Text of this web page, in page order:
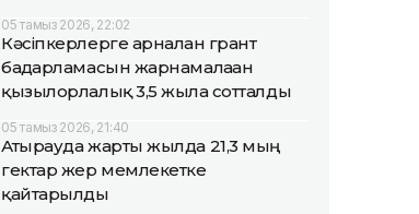
05 тамыз 2026, 22:02
Кәсіпкерлерге арналған грант
бағдарламасын жарнамалаған
қызылорлалық 3,5 жылға сотталды
05 тамыз 2026, 21:40
Атырауда жарты жылда 21,3 мың
гектар жер мемлекетке
қайтарылды